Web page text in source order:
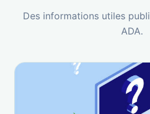
Des informations utiles
ADA.